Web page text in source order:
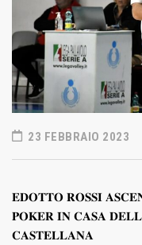
23 FEBBRAIO 2023
𝐄𝐃𝐎𝐓𝐓𝐎 𝐑𝐎𝐒𝐒𝐈
𝐏𝐎𝐊𝐄𝐑 𝐈𝐍 𝐂𝐀𝐒𝐀
𝐂𝐀𝐒𝐓𝐄𝐋𝐋𝐀𝐍𝐀